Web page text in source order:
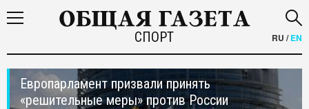
СПОРТ RU /EN
Европарламент призвали принять
«решительные меры» против России